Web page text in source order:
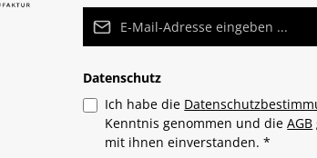
E-Mail-Adresse*
Datenschutz
Ich habe die
Kenntnis genommen und dieAGB
mit ihnen einverstanden.*